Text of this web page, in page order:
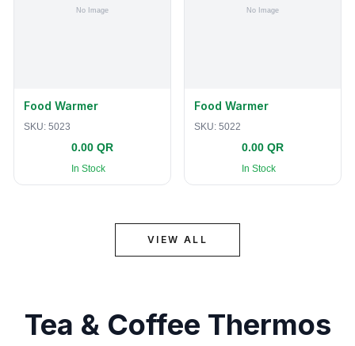
Food Warmer
SKU: 5023
0.00 QR
In Stock
Food Warmer
SKU: 5022
0.00 QR
In Stock
VIEW ALL
Tea & Coffee Thermos